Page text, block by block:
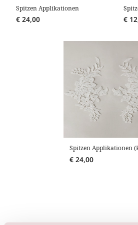
Spitzen Applikationen
€ 24,00 €
Spitzen Applikationen
€ 24,00